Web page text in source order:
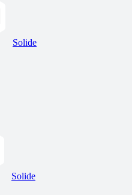
Solide
Solide